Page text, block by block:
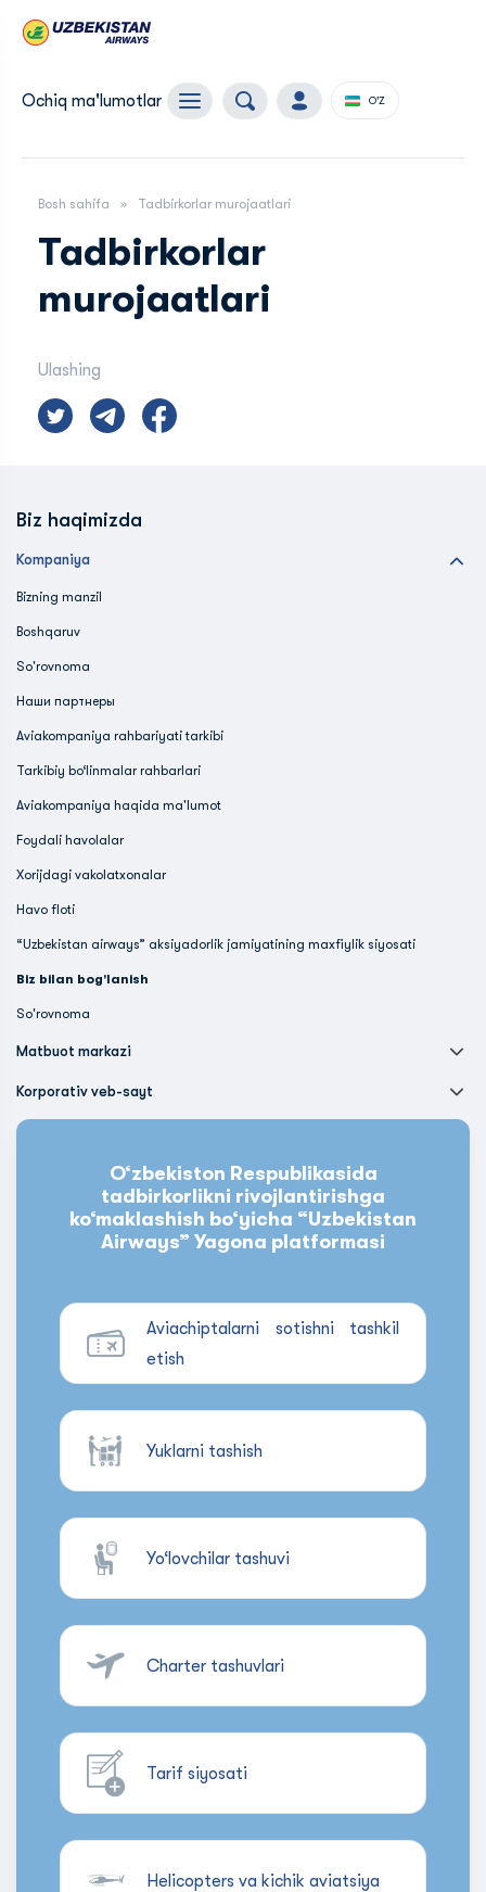
Ochiq ma'lumotlar O'Z
Bosh sahifa Tadbirkorlar murojaatlari
Tadbirkorlar
murojaatlari
Ulashing
Biz haqimizda
Kompaniya
Bizning manzil
Boshqaruv
So'rovnoma
Наши партнеры
Aviakompaniya rahbariyati tarkibi
Tarkibiy bo‘linmalar rahbarlari
Aviakompaniya haqida ma'lumot
Foydali havolalar
Xorijdagi vakolatxonalar
Havo floti
“Uzbekistan airways” aksiyadorlik jamiyatining maxfiylik siyosati
Biz bilan bog'lanish
So'rovnoma
Matbuot markazi
Korporativ veb-sayt
O‘zbekiston Respublikasida
tadbirkorlikni rivojlantirishga
ko‘maklashish bo‘yicha “Uzbekistan
Airways” Yagona platformasi
Aviachiptalarni sotishni tashkil
etish
Yuklarni tashish
Yo‘lovchilar tashuvi
Charter tashuvlari
Tarif siyosati
Helicopters va kichik aviatsiya